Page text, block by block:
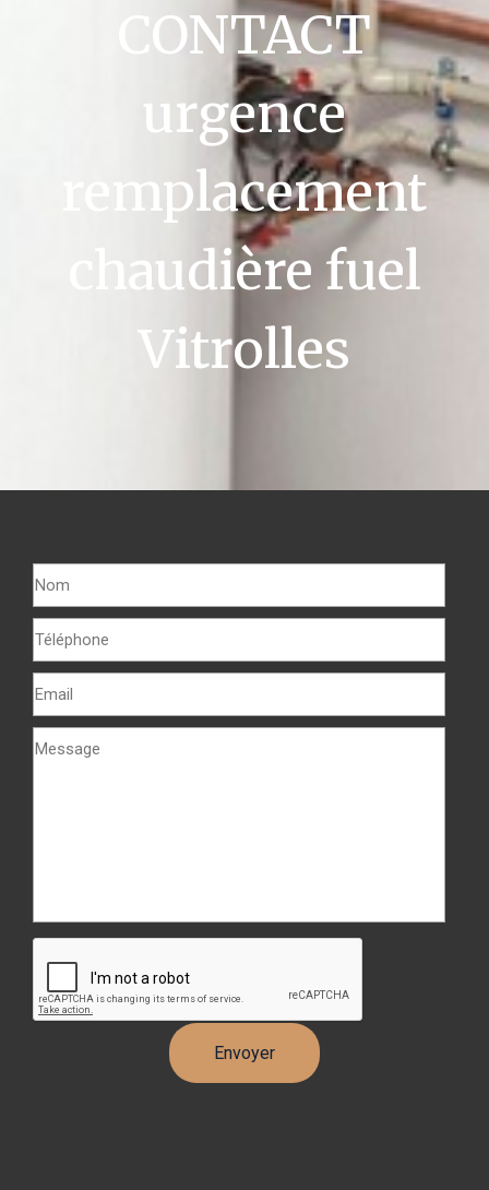
CONTACT
urgence
remplacement
chaudière fuel
Vitrolles